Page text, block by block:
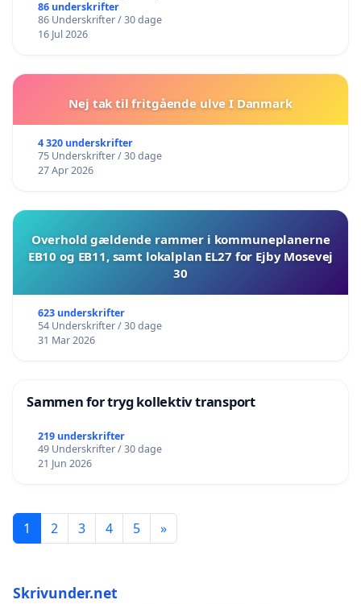
86 underskrifter
86 Underskrifter / 30 dage
16 Jul 2026
Nej tak til fritgående ulve I Danmark
4 320 underskrifter
75 Underskrifter / 30 dage
27 Apr 2026
Overhold gældende rammer i kommuneplanerne
EB10 og EB11, samt lokalplan EL27 for Ejby Mosevej
30
623 underskrifter
54 Underskrifter / 30 dage
31 Mar 2026
Sammen for tryg kollektiv transport
219 underskrifter
49 Underskrifter / 30 dage
21 Jun 2026
1 2 3 4 5 »
Skrivunder.net